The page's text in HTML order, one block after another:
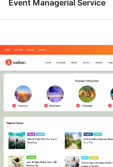
Event Managerial Service